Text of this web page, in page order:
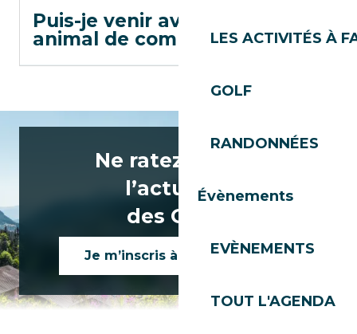
LES ACTIVITÉS À
GOLF
RANDONNÉES
Évènements
EVÈNEMENTS
TOUT L'AGENDA
Puis-je venir avec mon
animal de compagnie ?
Ne ratez rien de
l’actualité
des Gets !
Je m’inscris à la newsletter